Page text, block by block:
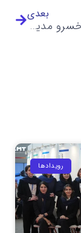
بعدی
حضور گروه خسرو مدیسا طب در بیست و سومین کنگره انجمن پریودنتولوژی ایران
رویداد‌ها